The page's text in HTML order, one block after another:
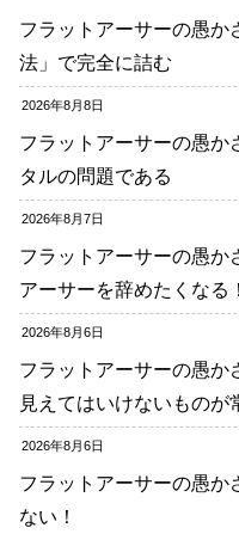
フラットアーサーの愚か
法」で完全に詰む
2026年8月8日
フラットアーサーの愚か
タルの問題である
2026年8月7日
フラットアーサーの愚か
アーサーを辞めたくなる
2026年8月6日
フラットアーサーの愚か
見えてはいけないものが
2026年8月6日
フラットアーサーの愚か
ない！